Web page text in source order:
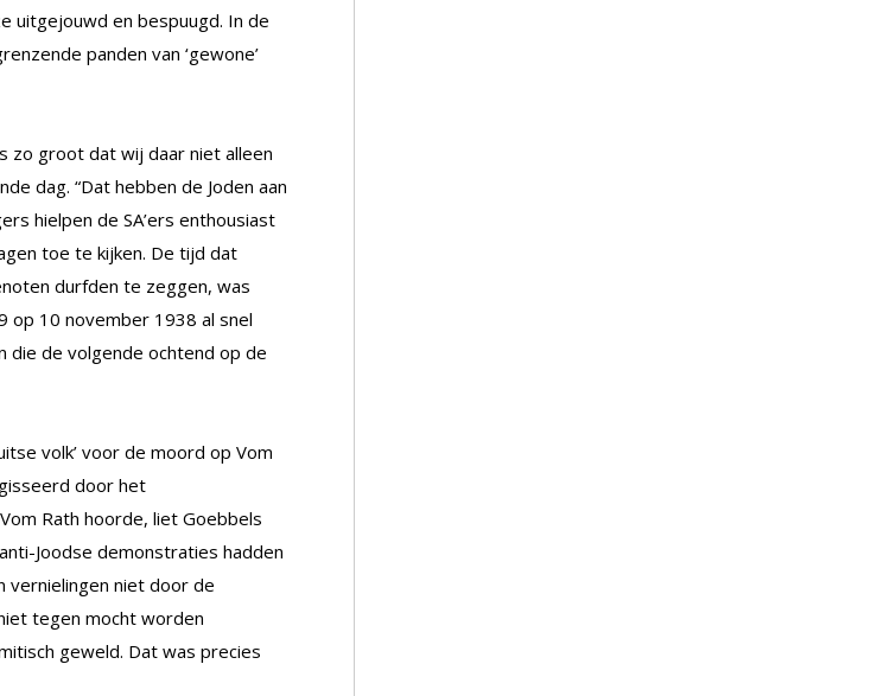
uitgejouwd en bespuugd. In de
panden van ‘gewone’
zo groot dat wij daar niet alleen
dag. “Dat hebben de Joden aan
hielpen de SA’ers enthousiast
toe te kijken. De tijd dat
durfden te zeggen, was
op 10 november 1938 al snel
die de volgende ochtend op de
volk’ voor de moord op Vom
door het
Rath hoorde, liet Goebbels
Joodse demonstraties hadden
vernielingen niet door de
tegen mocht worden
geweld. Dat was precies